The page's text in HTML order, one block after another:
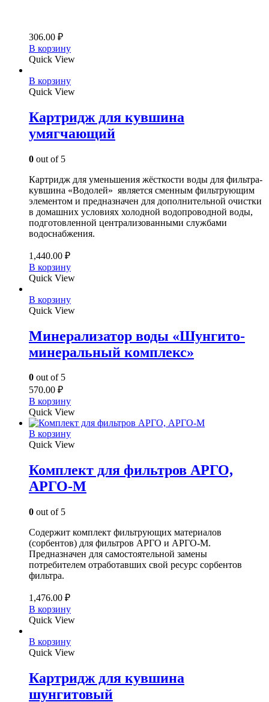
306.00 ₽
В корзину
Quick View
В корзину
Quick View
Картридж для кувшина
умягчающий
0 out of 5
Картридж для уменьшения жёсткости воды для фильтра-
кувшина «Водолей» является сменным фильтрующим
элементом и предназначен для дополнительной очистки
в домашних условиях холодной водопроводной воды,
подготовленной централизованными службами
водоснабжения.
1,440.00 ₽
В корзину
Quick View
В корзину
Quick View
Минерализатор воды «Шунгито-
минеральный комплекс»
0 out of 5
570.00 ₽
В корзину
Quick View
В корзину
Quick View
Комплект для фильтров АРГО,
АРГО-М
0 out of 5
Содержит комплект фильтрующих материалов
(сорбентов) для фильтров АРГО и АРГО-М.
Предназначен для самостоятельной замены
потребителем отработавших свой ресурс сорбентов
фильтра.
1,476.00 ₽
В корзину
Quick View
В корзину
Quick View
Картридж для кувшина
шунгитовый